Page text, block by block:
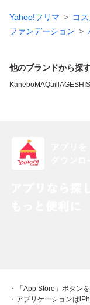
Yahoo!フリマ コ
ファンデーション
他のブランドから探
KaneboMAQuillAGE
・「App Store」ボタン
・アプリケーションは